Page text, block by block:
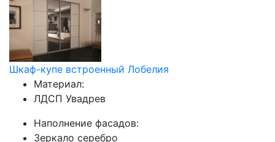
Шкаф-купе встроенный Лобелия
Материал:
ЛДСП Увадрев
Наполнение фасадов:
Зеркало серебро